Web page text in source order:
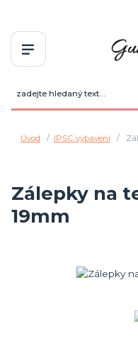
Úvod IPSC vybavení
Zálepky na
19mm